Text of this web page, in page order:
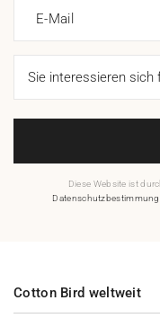
E-Mail
Diese Website ist
Cotton Bird weltweit